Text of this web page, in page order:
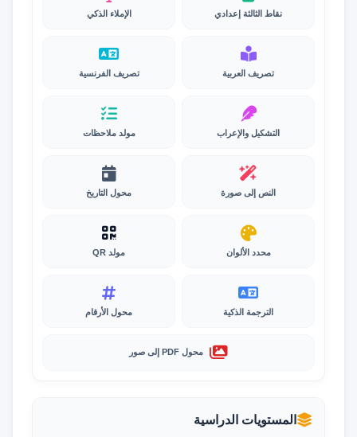
نقاط الثالثة إعدادي الإملاء الذكي
تصريف العربية تصريف الفرنسية
التشكيل والإعراب مولد ملاحظات
النص إلى صورة محول التاريخ
محدد الألوان مولد QR
الترجمة الذكية محول الأرقام
محول PDF إلى صور
المستويات الدراسية